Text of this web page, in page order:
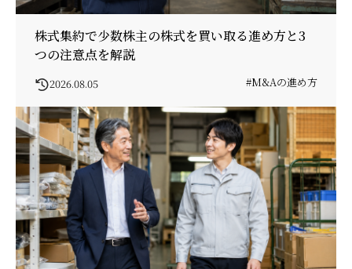
株式集約で少数株主の株式を買い取る進め方と3
つの注意点を解説
2026.08.05 #M&Aの進め方